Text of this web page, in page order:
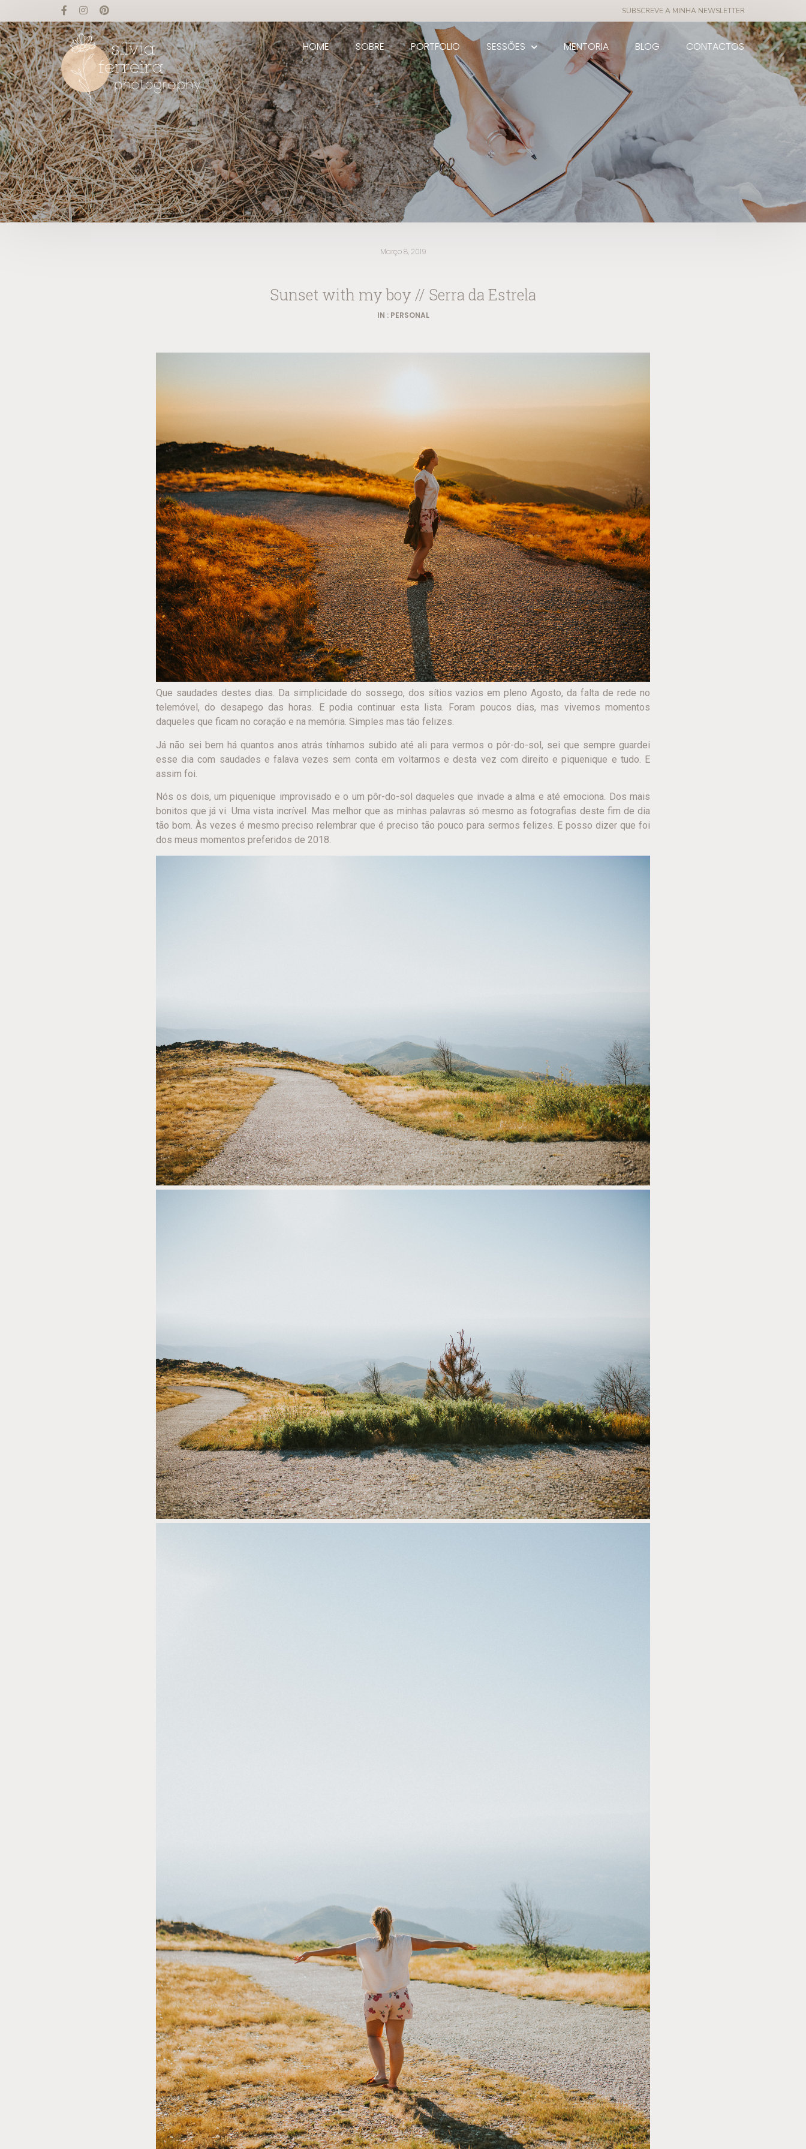
SUBSCREVE A MINHA NEWSLETTER
HOME SOBRE PORTFOLIO SESSÕES MENTORIA BLOG CONTACTOS
Março 8, 2019
Sunset with my boy // Serra da Estrela
IN : PERSONAL
Que saudades destes dias. Da simplicidade do sossego, dos sítios vazios em pleno Agosto, da falta de rede no
telemóvel, do desapego das horas. E podia continuar esta lista. Foram poucos dias, mas vivemos momentos
daqueles que ficam no coração e na memória. Simples mas tão felizes.
Já não sei bem há quantos anos atrás tínhamos subido até ali para vermos o pôr-do-sol, sei que sempre guardei
esse dia com saudades e falava vezes sem conta em voltarmos e desta vez com direito e piquenique e tudo. E
assim foi.
Nós os dois, um piquenique improvisado e o um pôr-do-sol daqueles que invade a alma e até emociona. Dos mais
bonitos que já vi. Uma vista incrível. Mas melhor que as minhas palavras só mesmo as fotografias deste fim de dia
tão bom. Às vezes é mesmo preciso relembrar que é preciso tão pouco para sermos felizes. E posso dizer que foi
dos meus momentos preferidos de 2018.